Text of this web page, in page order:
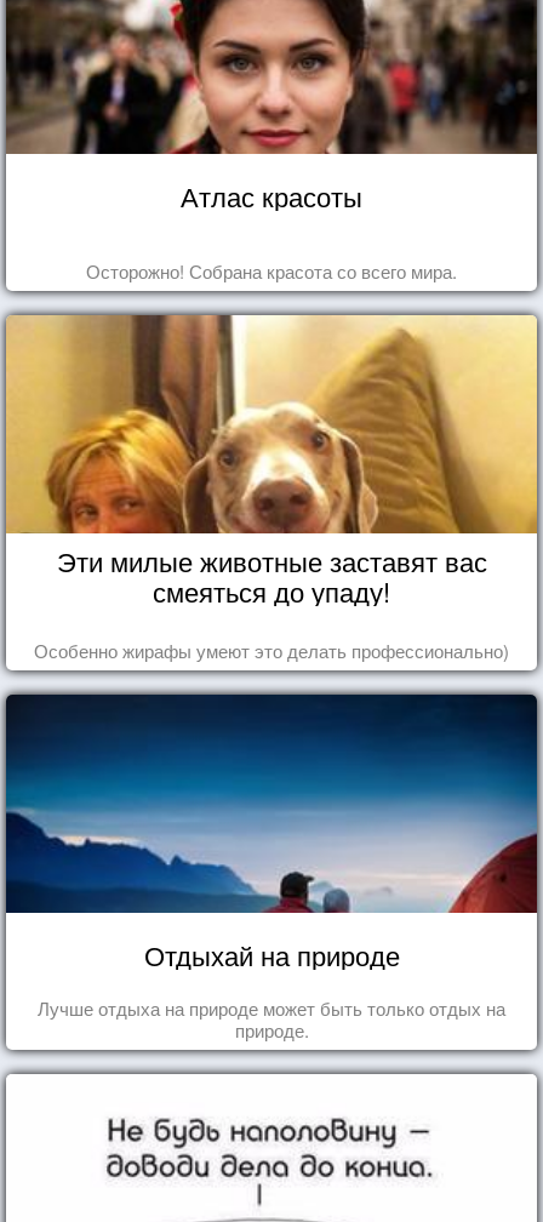
Атлас красоты
Осторожно! Собрана красота со всего мира.
Эти милые животные заставят вас
смеяться до упаду!
Особенно жирафы умеют это делать профессионально)
Отдыхай на природе
Лучше отдыха на природе может быть только отдых на
природе.